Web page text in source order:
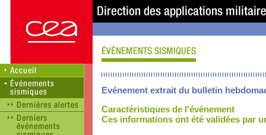
Evénement extrait du bulletin
Caractéristiques de l'événement
Ces informations ont été validées par